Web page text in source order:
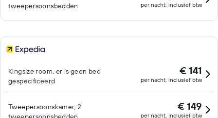
tweepersoonsbedden
per nacht, inclusief btw
Kingsize room, er is geen bed
gespecificeerd
€ 141
per nacht, inclusief btw
Tweepersoonskamer, 2
€ 149
per nacht, inclusief btw